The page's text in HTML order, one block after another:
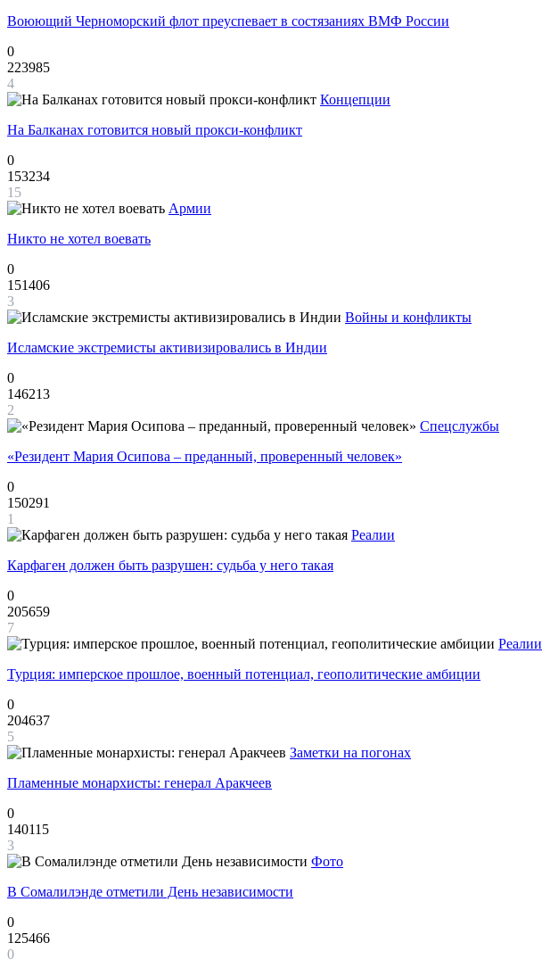
Воюющий Черноморский флот преуспевает в состязаниях ВМФ России
0
223985
4
Концепции
На Балканах готовится новый прокси-конфликт
0
153234
15
Армии
Никто не хотел воевать
0
151406
3
Войны и конфликты
Исламские экстремисты активизировались в Индии
0
146213
2
Спецслужбы
«Резидент Мария Осипова – преданный, проверенный человек»
0
150291
1
Реалии
Карфаген должен быть разрушен: судьба у него такая
0
205659
7
Реалии
Турция: имперское прошлое, военный потенциал, геополитические амбиции
0
204637
5
Заметки на погонах
Пламенные монархисты: генерал Аракчеев
0
140115
3
Фото
В Сомалилэнде отметили День независимости
0
125466
0